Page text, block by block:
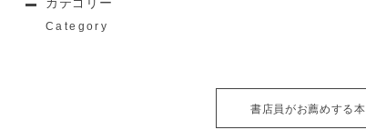
カテゴリー
Category
書店員がお薦めする本